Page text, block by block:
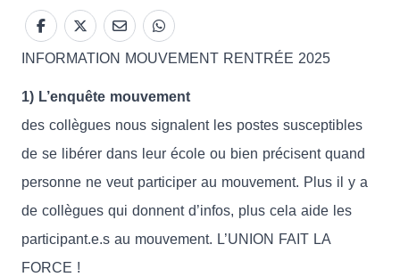
INFORMATION MOUVEMENT RENTRÉE 2025
1) L’enquête mouvement
des collègues nous signalent les postes susceptibles
de se libérer dans leur école ou bien précisent quand
personne ne veut participer au mouvement. Plus il y a
de collègues qui donnent d’infos, plus cela aide les
participant.e.s au mouvement. L’UNION FAIT LA
FORCE !